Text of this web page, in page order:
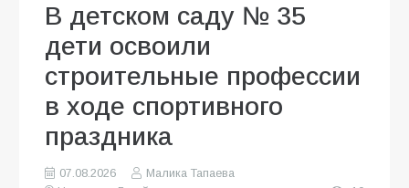
В детском саду № 35
дети освоили
строительные профессии
в ходе спортивного
праздника
07.08.2026
Малика Тапаева